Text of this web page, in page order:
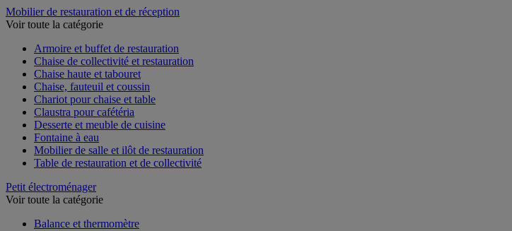
Mobilier de restauration et de réception
Armoire et buffet de restauration
Chaise de collectivité et restauration
Chaise haute et tabouret
Chaise, fauteuil et coussin
Chariot pour chaise et table
Claustra pour cafétéria
Desserte et meuble de cuisine
Fontaine à eau
Mobilier de salle et ilôt de restauration
Petit électroménager